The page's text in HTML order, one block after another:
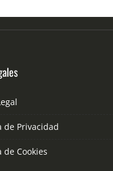
de Privacidad
de Cookies